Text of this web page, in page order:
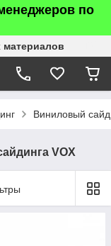
по
материалов
Виниловый
VOX